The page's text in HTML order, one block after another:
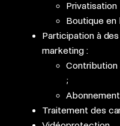
Privatisation
Boutique en
Participation à
marketing :
Contribution
;
Traitement des